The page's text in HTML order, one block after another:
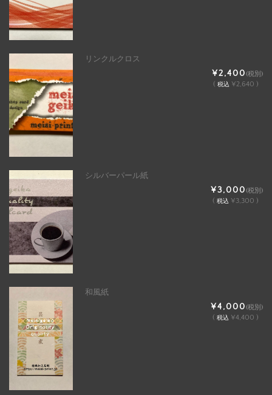
リンクルクロス
¥2,400(税別)
( 税込 ¥2,640 )
シルバーパール紙
¥3,000(税別)
( 税込 ¥3,300 )
和風紙
¥4,000(税別)
( 税込 ¥4,400 )